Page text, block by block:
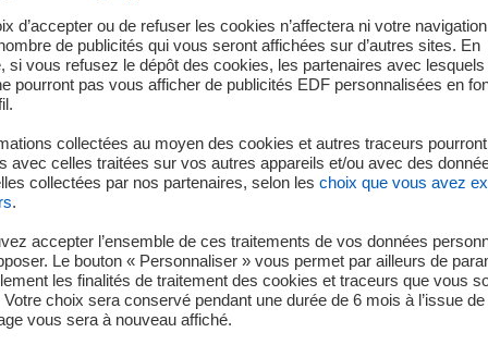
CES ou DES de médecine du travail complété par le DU
pour piloter votre activité et prendre des décisions.
pour communiquer qui vous permet de fédérer et de vous
et expérience (débutant ou expérimenté), intégrant
préférentiels électricité et gaz et une politique familiale
personnes en situation de handicap fait partie de notre
toutes les énergies et toutes les personnalités sans
d’accepter ou de refuser les cookies n’affectera ni votre
de publicités qui vous seront affichées sur d’autres sites. En
si vous refusez le dépôt des cookies, les partenaires avec
pourront pas vous afficher de publicités EDF personnalisées en
collectées au moyen des cookies et autres traceurs
avec celles traitées sur vos autres appareils et/ou avec des
collectées par nos partenaires, selon les choix que vous avez
.
accepter l’ensemble de ces traitements de vos données
Le bouton « Personnaliser » vous permet par ailleurs de
les finalités de traitement des cookies et traceurs que vous
choix sera conservé pendant une durée de 6 mois à l’issue de
vous sera à nouveau affiché.